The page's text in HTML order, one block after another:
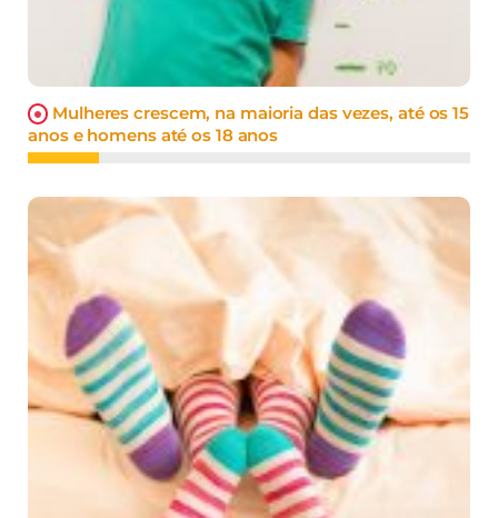
Mulheres crescem, na maioria das vezes, até os 15
anos e homens até os 18 anos